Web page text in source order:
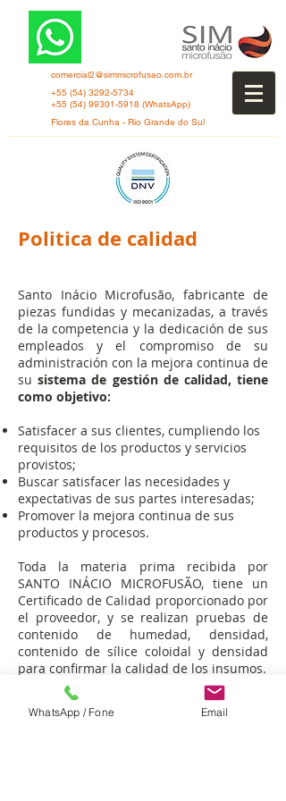
comercial2@simmicrofusao.com.br
+55 (54) 3292-5734
+55 (54) 99301-5918 (WhatsApp)
Flores da Cunha - Rio Grande do Sul
Politica de calidad
Santo Inácio Microfusão, fabricante de
piezas fundidas y mecanizadas, a través
de la competencia y la dedicación de sus
empleados y el compromiso de su
administración con la mejora continua de
susistema de gestión de calidad, tiene
como objetivo:
Satisfacer a sus clientes, cumpliendo los
requisitos de los productos y servicios
provistos;
Buscar satisfacer las necesidades y
expectativas de sus partes interesadas;
​Promover la mejora continua de sus
productos y procesos.
Toda la materia prima recibida por
SANTO INÁCIO MICROFUSÃO, tiene un
Certificado de Calidad proporcionado por
el proveedor, y se realizan pruebas de
contenido de humedad, densidad,
contenido de sílice coloidal y densidad
para confirmar la calidad de los insumos.
WhatsApp / Fone Email